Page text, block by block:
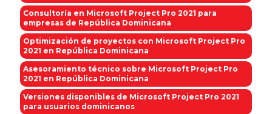
Consultoría en Microsoft Project Pro 2021 para
empresas de República Dominicana
Optimización de proyectos con Microsoft Project Pro
2021 en República Dominicana
Asesoramiento técnico sobre Microsoft Project Pro
2021 en República Dominicana
Versiones disponibles de Microsoft Project Pro 2021
para usuarios dominicanos